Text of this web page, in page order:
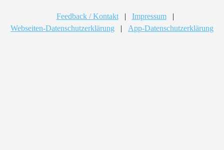
Feedback / Kontakt | Impressum
|
Webseiten-Datenschutzerklärung
| App-Datenschutzerklärung